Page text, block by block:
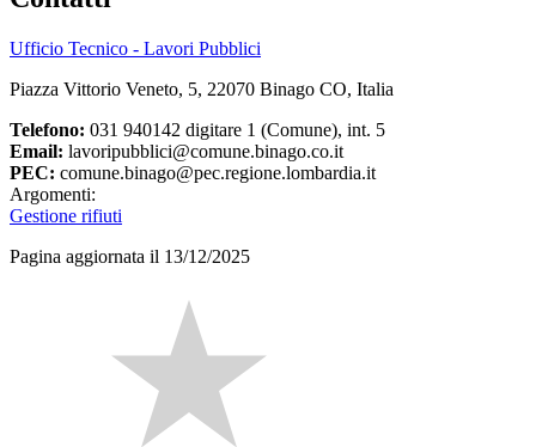
Ufficio Tecnico - Lavori Pubblici
Piazza Vittorio Veneto, 5, 22070 Binago CO, Italia
Telefono: 031 940142 digitare 1 (Comune), int. 5
Email: lavoripubblici@comune.binago.co.it
PEC: comune.binago@pec.regione.lombardia.it
Argomenti:
Gestione rifiuti
Pagina aggiornata il 13/12/2025